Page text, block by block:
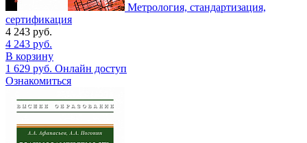
Метрология, стандартизация,
сертификация
4 243 руб.
4 243 руб.
В корзину
1 629 руб. Онлайн доступ
Ознакомиться